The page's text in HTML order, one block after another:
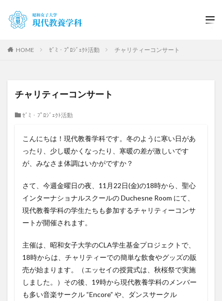
HOME ｾﾞﾐ・ﾌﾟﾛｼﾞｪｸﾄ活動 チャリティーコンサート
チャリティーコンサート
ｾﾞﾐ・ﾌﾟﾛｼﾞｪｸﾄ活動
こんにちは！現代教養学科です。冬のように寒い日があ
ったり、少し暖かくなったり、寒暖の差が激しいです
が、みなさま体調はいかがですか？
さて、今週金曜日の夜、11月22日(金)の18時から、聖心
インターナショナルスクールの Duchesne Room にて、
現代教養学科の学生たちも参加するチャリティーコンサ
ートが開催されます。
主催は、昭和女子大学のCLA学生基金プロジェクトで、
18時からは、チャリティーでの簡単な飲食やグッズの販
売が始まります。（エッセイの授賞式は、秋桜祭で実施
しました。）その後、19時から現代教養学科のメンバー
も多い音楽サークル “Encore” や、ダンスサークル